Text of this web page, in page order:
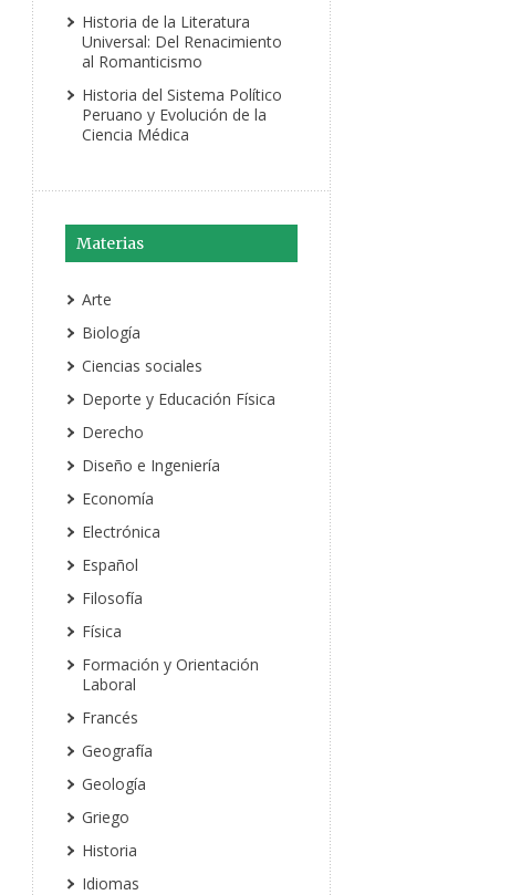
Historia de la Literatura
Universal: Del Renacimiento
al Romanticismo
Historia del Sistema Político
Peruano y Evolución de la
Ciencia Médica
Materias
Arte
Biología
Ciencias sociales
Deporte y Educación Física
Derecho
Diseño e Ingeniería
Economía
Electrónica
Español
Filosofía
Física
Formación y Orientación
Laboral
Francés
Geografía
Geología
Griego
Historia
Idiomas